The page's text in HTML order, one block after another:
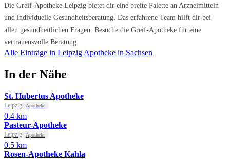
Die Greif-Apotheke Leipzig bietet dir eine breite Palette an Arzneimitteln
und individuelle Gesundheitsberatung. Das erfahrene Team hilft dir bei
allen gesundheitlichen Fragen. Besuche die Greif-Apotheke für eine
vertrauensvolle Beratung.
Alle Einträge in Leipzig Apotheke in Sachsen
In der Nähe
St. Hubertus Apotheke
Leipzig Apotheke
0.4 km
Pasteur-Apotheke
Leipzig Apotheke
0.5 km
Rosen-Apotheke Kahla